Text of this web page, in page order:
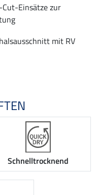
Cut-Einsätze zur
mit RV
Schnelltrocknend